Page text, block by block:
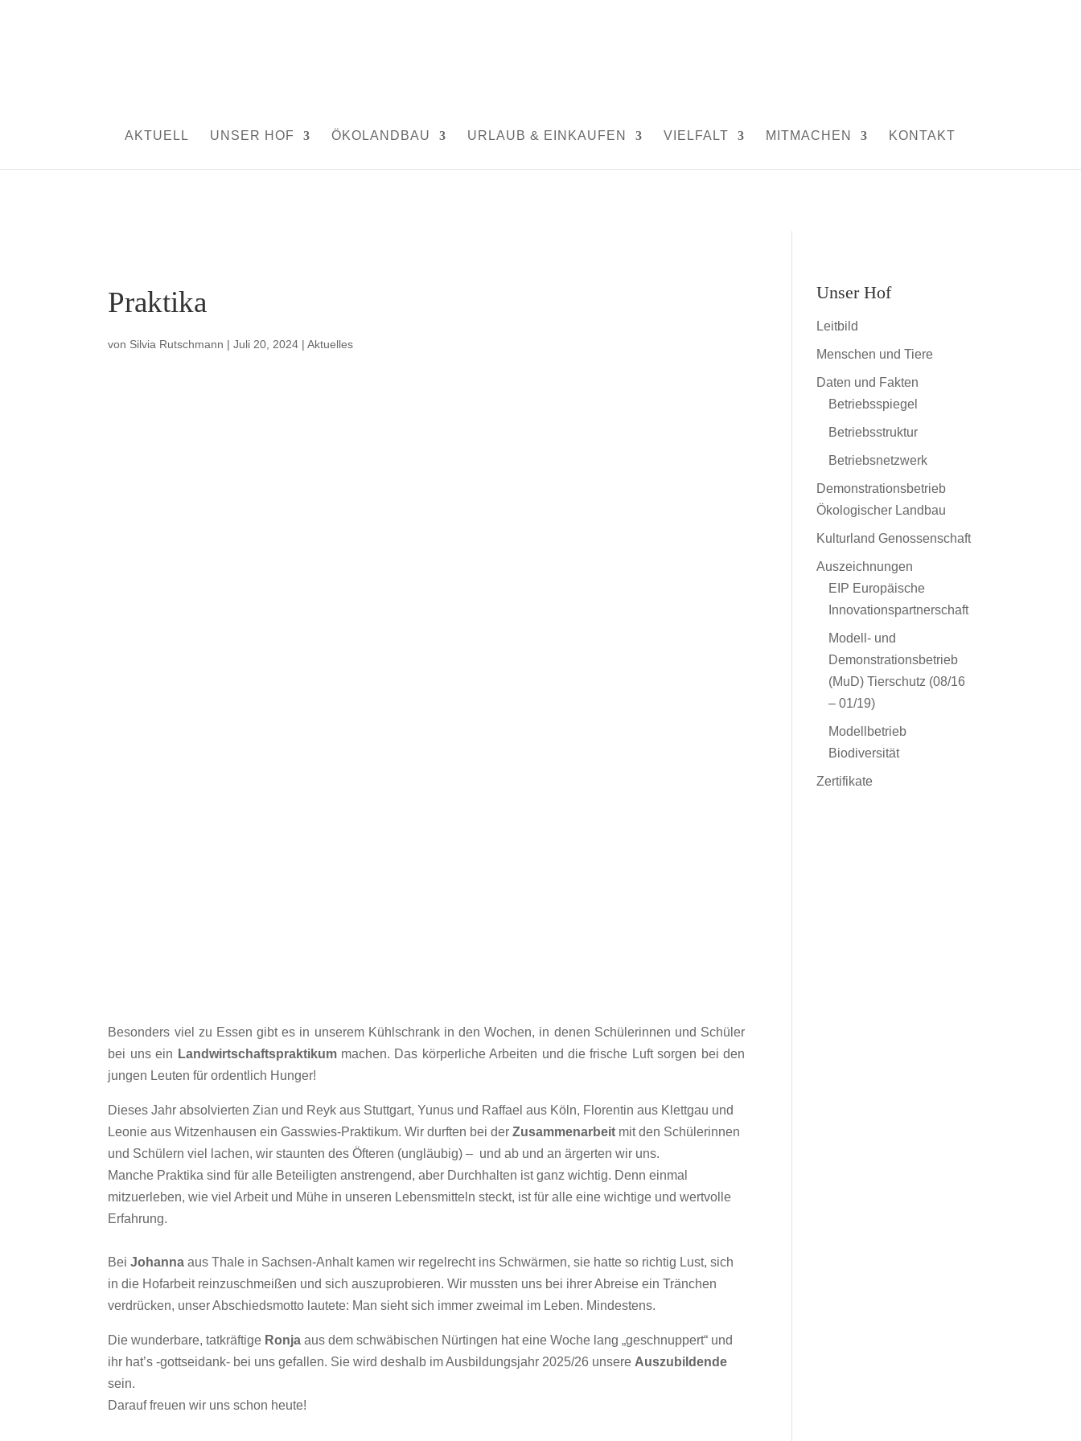
AKTUELL UNSER HOF ÖKOLANDBAU URLAUB & EINKAUFEN VIELFALT MITMACHEN KONTAKT
Praktika
von Silvia Rutschmann |Juli 20, 2024 |Aktuelles
Besonders viel zu Essen gibt es in unserem Kühlschrank in den Wochen, in denen Schülerinnen und Schüler
bei uns ein Landwirtschaftspraktikummachen. Das körperliche Arbeiten und die frische Luft sorgen bei den
jungen Leuten für ordentlich Hunger!
Dieses Jahr absolvierten Zian und Reyk aus Stuttgart, Yunus und Raffael aus Köln, Florentin aus Klettgau und
Leonie aus Witzenhausen ein Gasswies-Praktikum. Wir durften bei derZusammenarbeit mit den Schülerinnen
und Schülern viel lachen, wir stauntendes Öfteren (ungläubig) – und ab und an ärgerten wir uns.
Manche Praktika sind für alle Beteiligten anstrengend, aber Durchhalten ist ganz wichtig. Denn einmal
mitzuerleben, wie viel Arbeit und Mühe in unseren Lebensmitteln steckt, ist für alle eine wichtige und wertvolle
Erfahrung.
BeiJohanna aus Thale in Sachsen-Anhalt kamen wir regelrecht ins Schwärmen, sie hatte so richtig Lust, sich
in die Hofarbeit reinzuschmeißen und sich auszuprobieren. Wir mussten uns bei ihrer Abreise ein Tränchen
verdrücken, unser Abschiedsmotto lautete: Man sieht sich immer zweimal im Leben. Mindestens.
Die wunderbare, tatkräftige Ronja aus dem schwäbischen Nürtingen hat eine Woche lang „geschnuppert“ und
ihr hat’s -gottseidank- bei uns gefallen. Sie wird deshalb im Ausbildungsjahr 2025/26 unsere Auszubildende
sein.
Darauf freuen wir uns schon heute!
Unser Hof
Leitbild
Menschen und Tiere
Daten und Fakten
Betriebsspiegel
Betriebsstruktur
Betriebsnetzwerk
Demonstrationsbetrieb
Ökologischer Landbau
Kulturland Genossenschaft
Auszeichnungen
EIP Europäische
Innovationspartnerschaft
Modell- und
Demonstrationsbetrieb
(MuD) Tierschutz (08/16
– 01/19)
Modellbetrieb
Biodiversität
Zertifikate